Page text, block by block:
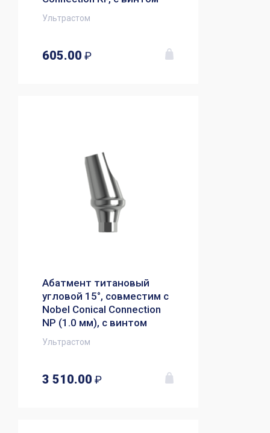
Ультрастом
605.00 ₽
Абатмент титановый
угловой 15°, совместим с
Nobel Conical Connection
NP (1.0 мм), с винтом
Ультрастом
3 510.00 ₽